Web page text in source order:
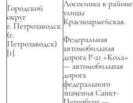
Городской
округ
г. Петрозаводск
(г.
Петрозаводск)
[1]
Лососинка в районе
улицы
Красноармейская.
Федеральная
автомобильная
дорога Р-21 «Кола»
— автомобильная
дорога
федерального
значения Санкт-